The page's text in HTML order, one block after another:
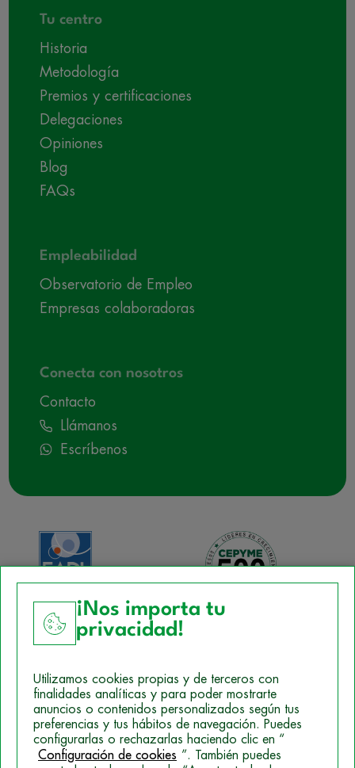
Tu centro
Historia
Metodología
Premios y certificaciones
Delegaciones
Opiniones
Blog
FAQs
Empleabilidad
Observatorio de Empleo
Empresas colaboradoras
Conecta con nosotros
Contacto
Llámanos
Escríbenos
Política de Cookies
Mapa del sitio
Politica de Privacidad
¡Nos importa tu
privacidad!
Utilizamos cookies propias y de terceros con
finalidades analíticas y para poder mostrarte
anuncios o contenidos personalizados según tus
preferencias y tus hábitos de navegación. Puedes
configurarlas o rechazarlas haciendo clic en “
Configuración de cookies ”. También puedes